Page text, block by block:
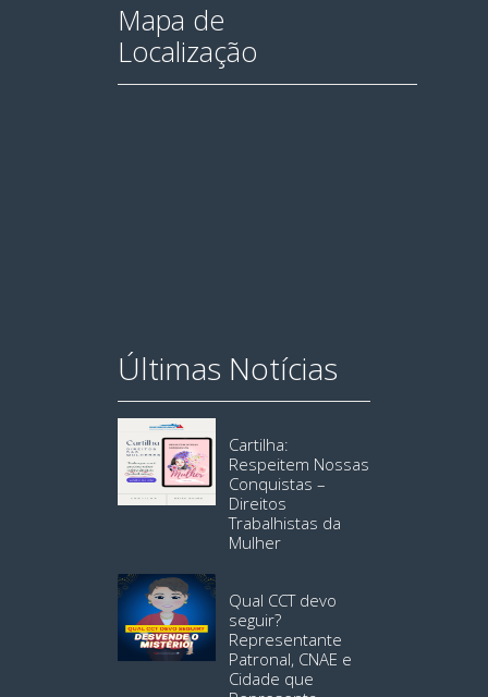
Mapa de
Localização
Últimas Notícias
Cartilha:
Respeitem Nossas
Conquistas –
Direitos
Trabalhistas da
Mulher
Qual CCT devo
seguir?
Representante
Patronal, CNAE e
Cidade que